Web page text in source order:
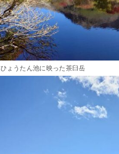
ひょうたん池に映った茶臼岳